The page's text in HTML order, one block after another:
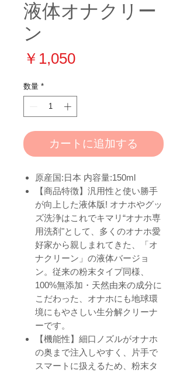
液体オナクリー
ン
￥1,050価
数量 *
カートに追加する
原産国:日本 内容量:150ml
【商品特徴】汎用性と使い勝手
が向上した液体版! オナホやグッ
ズ洗浄はこれでキマリ“オナホ専
用洗剤"として、多くのオナホ愛
好家から親しまれてきた、「オ
ナクリーン」の液体バージョ
ン。従来の粉末タイプ同様、
100%無添加・天然由来の成分に
こだわった、オナホにも地球環
境にもやさしい生分解クリーナ
ーです。
【機能性】細口ノズルがオナホ
の奥まで注入しやすく、片手で
スマートに扱えるため、粉末タ